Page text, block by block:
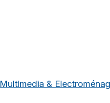
Multimedia &